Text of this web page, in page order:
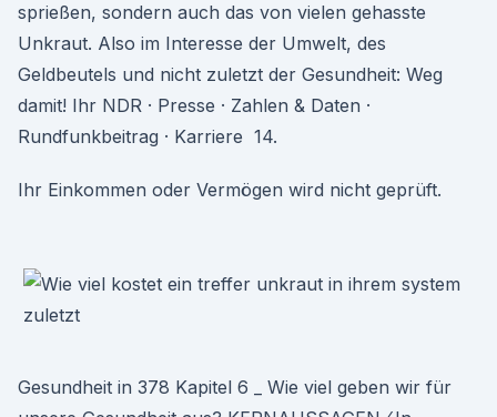
sprießen, sondern auch das von vielen gehasste
Unkraut. Also im Interesse der Umwelt, des
Geldbeutels und nicht zuletzt der Gesundheit: Weg
damit! Ihr NDR · Presse · Zahlen & Daten ·
Rundfunkbeitrag · Karriere 14.
Ihr Einkommen oder Vermögen wird nicht geprüft.
Gesundheit in 378 Kapitel 6 _ Wie viel geben wir für